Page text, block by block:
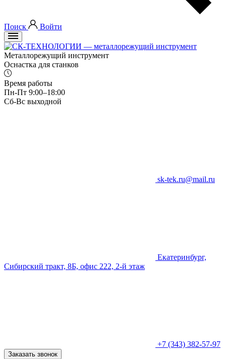
Поиск Войти
Металлорежущий инструмент
Оснастка для станков
Время работы
Пн-Пт 9:00–18:00
Сб-Вс выходной
sk-tek.ru@mail.ru
Екатеринбург,
Сибирский тракт, 8Б, офис 222, 2-й этаж
+7 (343) 382-57-97
Заказать звонок